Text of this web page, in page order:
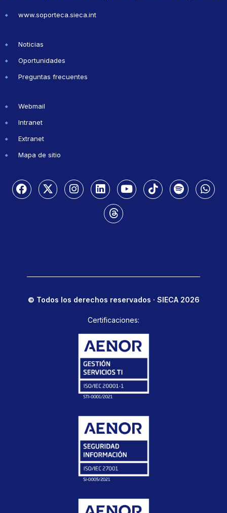
www.soporteca.sieca.int
Noticias
Oportunidades
Preguntas frecuentes
Webmail
Intranet
Extranet
Mapa de sitio
© Todos los derechos reservados · SIECA 2026
Certificaciones: